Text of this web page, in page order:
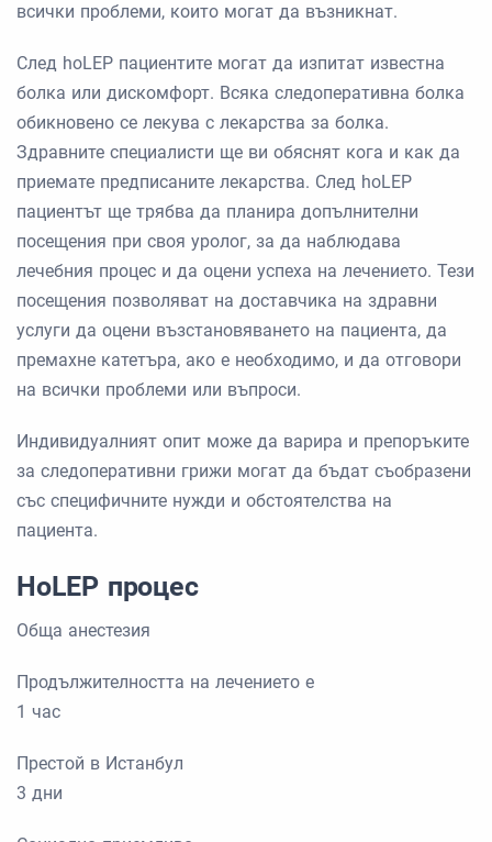
всички проблеми, които могат да възникнат.
След hoLEP пациентите могат да изпитат известна
болка или дискомфорт. Всяка следоперативна болка
обикновено се лекува с лекарства за болка.
Здравните специалисти ще ви обяснят кога и как да
приемате предписаните лекарства. След hoLEP
пациентът ще трябва да планира допълнителни
посещения при своя уролог, за да наблюдава
лечебния процес и да оцени успеха на лечението. Тези
посещения позволяват на доставчика на здравни
услуги да оцени възстановяването на пациента, да
премахне катетъра, ако е необходимо, и да отговори
на всички проблеми или въпроси.
Индивидуалният опит може да варира и препоръките
за следоперативни грижи могат да бъдат съобразени
със специфичните нужди и обстоятелства на
пациента.
HoLEP процес
Обща анестезия
Продължителността на лечението е
1 час
Престой в Истанбул
3 дни